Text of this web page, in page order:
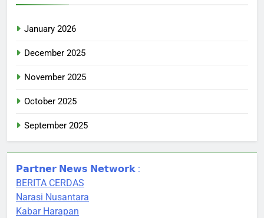
January 2026
December 2025
November 2025
October 2025
September 2025
𝗣𝗮𝗿𝘁𝗻𝗲𝗿 𝗡𝗲𝘄𝘀 𝗡𝗲𝘁𝘄𝗼𝗿𝗸 :
BERITA CERDAS
Narasi Nusantara
Kabar Harapan